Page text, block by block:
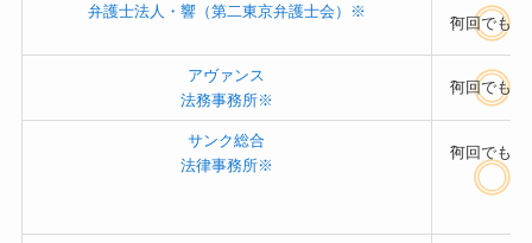
弁護士法人・響（第二東京弁護士会）※
?
何回でも
アヴァンス
法務事務所※
?
何回でも
サンク総合
法律事務所※
?
何回でも